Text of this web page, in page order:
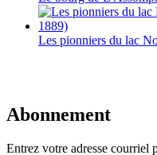
Les pionniers du lac
Abonnement
Entrez votre adresse courriel